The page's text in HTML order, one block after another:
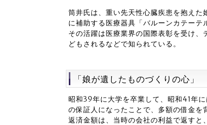
筒井氏は、重い先天性心臓疾患を抱え
に補助する医療器具「バルーンカテーテ
その活躍は医療業界の国際表彰を受け
どもされるなどで知られている。
「娘が遺したものづくりの心
昭和39年に大学を卒業して、昭和41年
の保証人になったことで、多額の借金を
返済金額は、当時の会社の利益で返すと